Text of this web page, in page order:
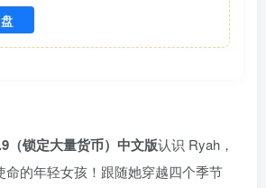
（锁定大量货币）中文版认识 Ryah，
命的年轻女孩！跟随她穿越四个季节